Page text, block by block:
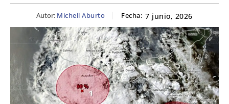
Autor: Michell Aburto Fecha: 7 junio, 2026